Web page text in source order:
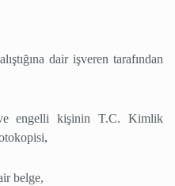
dair işveren tarafından
engelli kişinin T.C. Kimlik
belge,